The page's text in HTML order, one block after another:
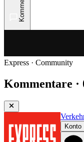
Express · Community
Kommentare ·
Konto